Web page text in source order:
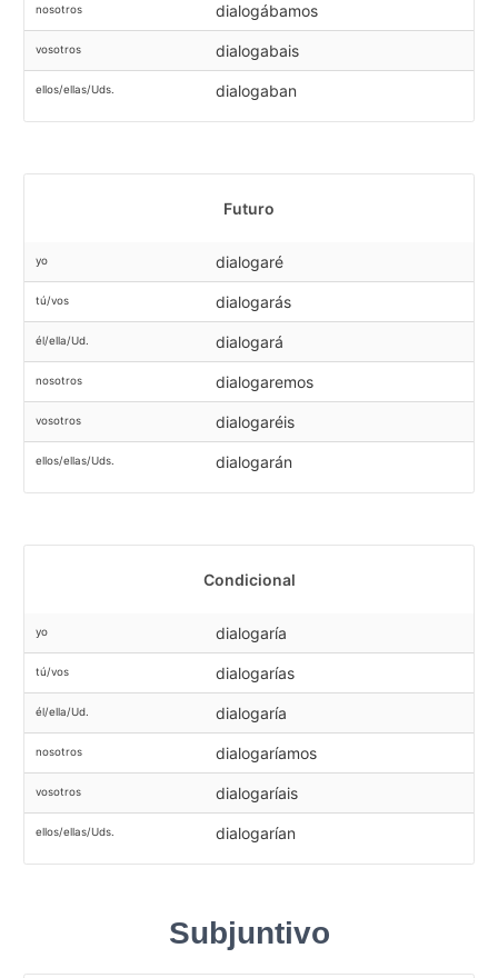
nosotros dialogábamos
vosotros dialogabais
ellos/ellas/Uds. dialogaban
Futuro
yo dialogaré
tú/vos dialogarás
él/ella/Ud. dialogará
nosotros dialogaremos
vosotros dialogaréis
ellos/ellas/Uds. dialogarán
Condicional
yo dialogaría
tú/vos dialogarías
él/ella/Ud. dialogaría
nosotros dialogaríamos
vosotros dialogaríais
ellos/ellas/Uds. dialogarían
Subjuntivo